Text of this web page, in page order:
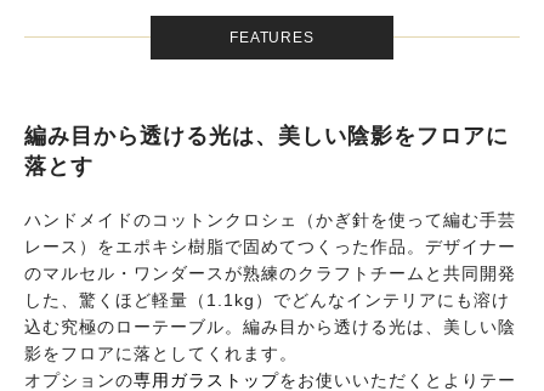
FEATURES
編み目から透ける光は、美しい陰影をフロアに
落とす
ハンドメイドのコットンクロシェ（かぎ針を使って編む手芸
レース）をエポキシ樹脂で固めてつくった作品。デザイナー
のマルセル・ワンダースが熟練のクラフトチームと共同開発
した、驚くほど軽量（1.1kg）でどんなインテリアにも溶け
込む究極のローテーブル。編み目から透ける光は、美しい陰
影をフロアに落としてくれます。
オプションの専用ガラストップをお使いいただくとよりテー